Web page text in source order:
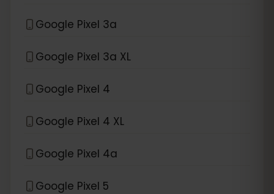
Google Pixel 3a
Google Pixel 3a XL
Google Pixel 4
Google Pixel 4 XL
Google Pixel 4a
Google Pixel 5